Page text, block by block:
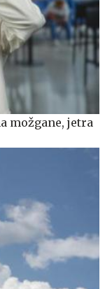
možgane, jetra